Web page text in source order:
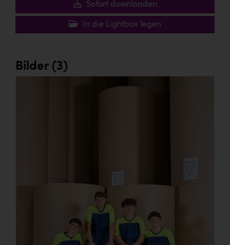
Sofort downloaden
In die Lightbox legen
Bilder (3)